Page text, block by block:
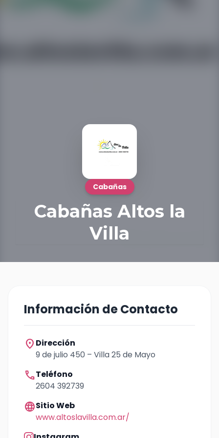
Cabañas
Cabañas Altos la
Villa
Información de Contacto
location_on Dirección
9 de julio 450 – Villa 25 de Mayo
callTeléfono
2604 392739
languageSitio Web
www.altoslavilla.com.ar/